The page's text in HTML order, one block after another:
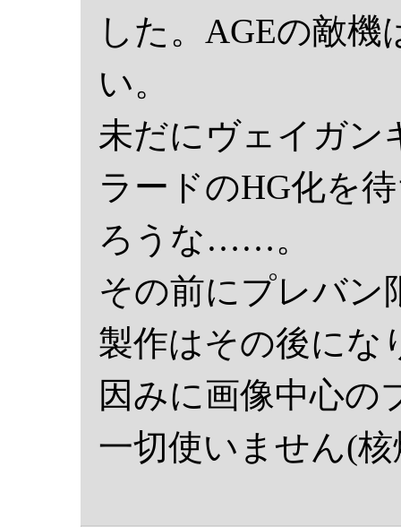
した。AGEの敵
い。
未だにヴェイガン
ラードのHG化を
ろうな……。
その前にプレバン
製作はその後にな
因みに画像中心の
一切使いません(核